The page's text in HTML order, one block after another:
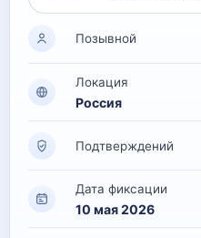
Позывной
Локация
Россия
Подтверждений
Дата фиксации
10 мая 2026